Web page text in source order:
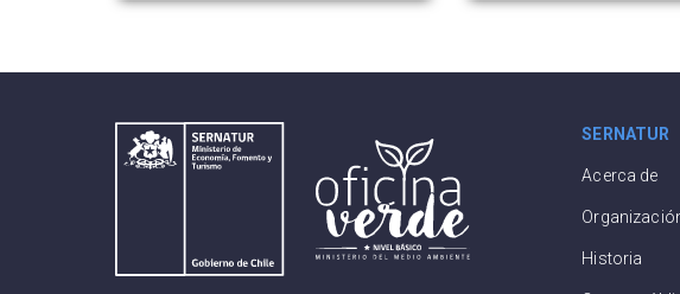
SERNATUR
Acerca de
Historia